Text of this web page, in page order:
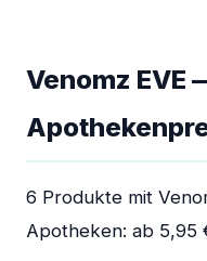
Venomz EVE
6 Produkte mit
Apotheken: ab 5,95